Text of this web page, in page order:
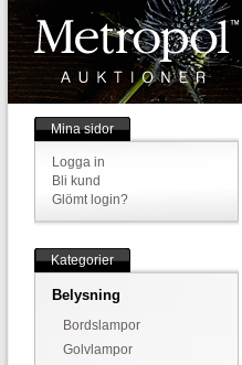
Mina sidor
Logga in
Bli kund
Glömt login?
Kategorier
Belysning
Bordslampor
Golvlampor